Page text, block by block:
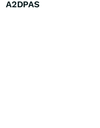
A2DPAS